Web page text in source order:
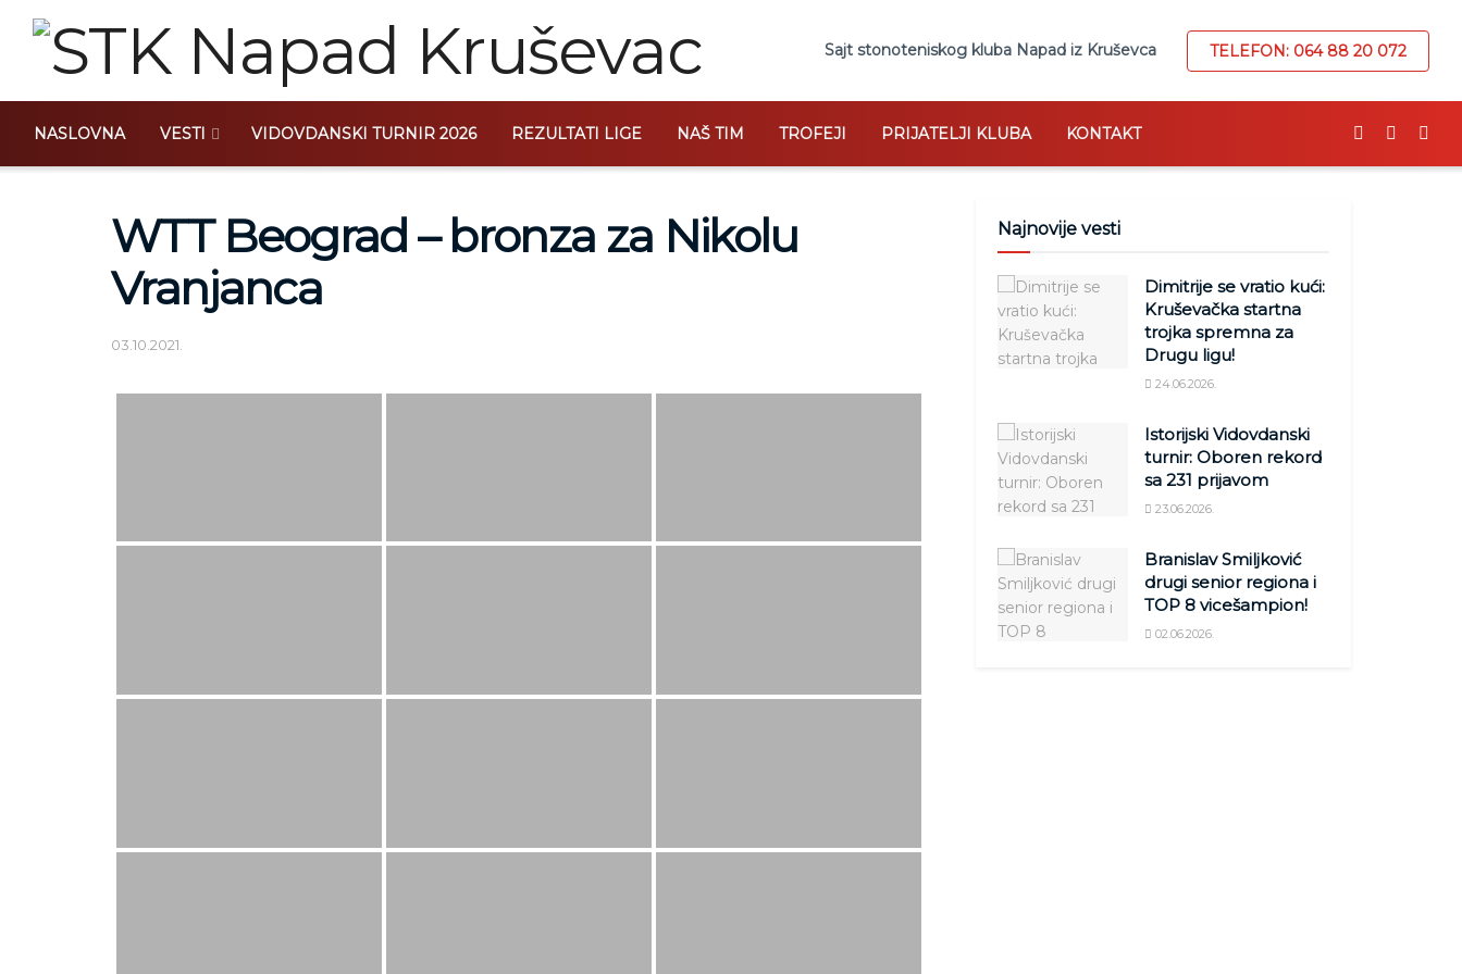
Sajt stonoteniskog kluba Napad iz Kruševca TELEFON: 064 88 20 072
NASLOVNA VESTI VIDOVDANSKI TURNIR 2026 REZULTATI LIGE NAŠ TIM TROFEJI PRIJATELJI KLUBA KONTAKT
WTT Beograd – bronza za Nikolu
Vranjanca
03.10.2021.
Najnovije vesti
Dimitrije se vratio kući:
Kruševačka startna
trojka spremna za
Drugu ligu!
24.06.2026.
Istorijski Vidovdanski
turnir: Oboren rekord
sa 231 prijavom
23.06.2026.
Branislav Smiljković
drugi senior regiona i
TOP 8 vicešampion!
02.06.2026.